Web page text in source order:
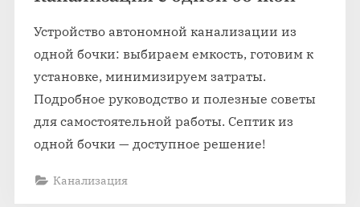
Устройство автономной канализации из
одной бочки: выбираем емкость, готовим к
установке, минимизируем затраты.
Подробное руководство и полезные советы
для самостоятельной работы. Септик из
одной бочки — доступное решение!
Канализация